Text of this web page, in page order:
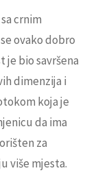
crnim
ovako dobro
je bio savršena
dimenzija i
koja je
da ima
za
više mjesta.